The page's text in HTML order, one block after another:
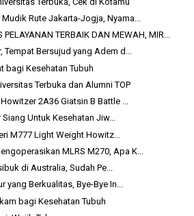
Rute Jakarta-Jogja, Nyama...
PELAYANAN TERBAIK DAN MEWAH, MIR...
Tempat Bersujud yang Adem d...
bagi Kesehatan Tubuh
Terbuka dan Alumni TOP
2A36 Giatsin B Battle ...
Untuk Kesehatan Jiw...
M777 Light Weight Howitz...
MLRS M270, Apa K...
di Australia, Sudah Pe...
yang Berkualitas, Bye-Bye In...
bagi Kesehatan Tubuh